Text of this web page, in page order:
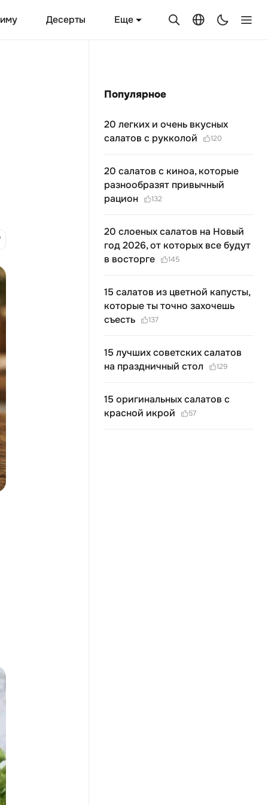
Десерты Еще
Популярное
20 легких и очень вкусных
салатов с рукколой
120
20 салатов с киноа, которые
разнообразят привычный
рацион
132
20 cлоеных салатов на Новый
год 2026, от которых все будут
в восторге
145
15 салатов из цветной капусты,
которые ты точно захочешь
съесть
137
15 лучших советских салатов
на праздничный стол
129
15 оригинальных салатов с
красной икрой
57